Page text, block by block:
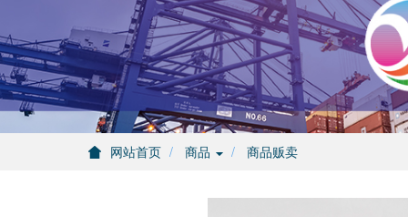
网站首页 商品 商品贩卖